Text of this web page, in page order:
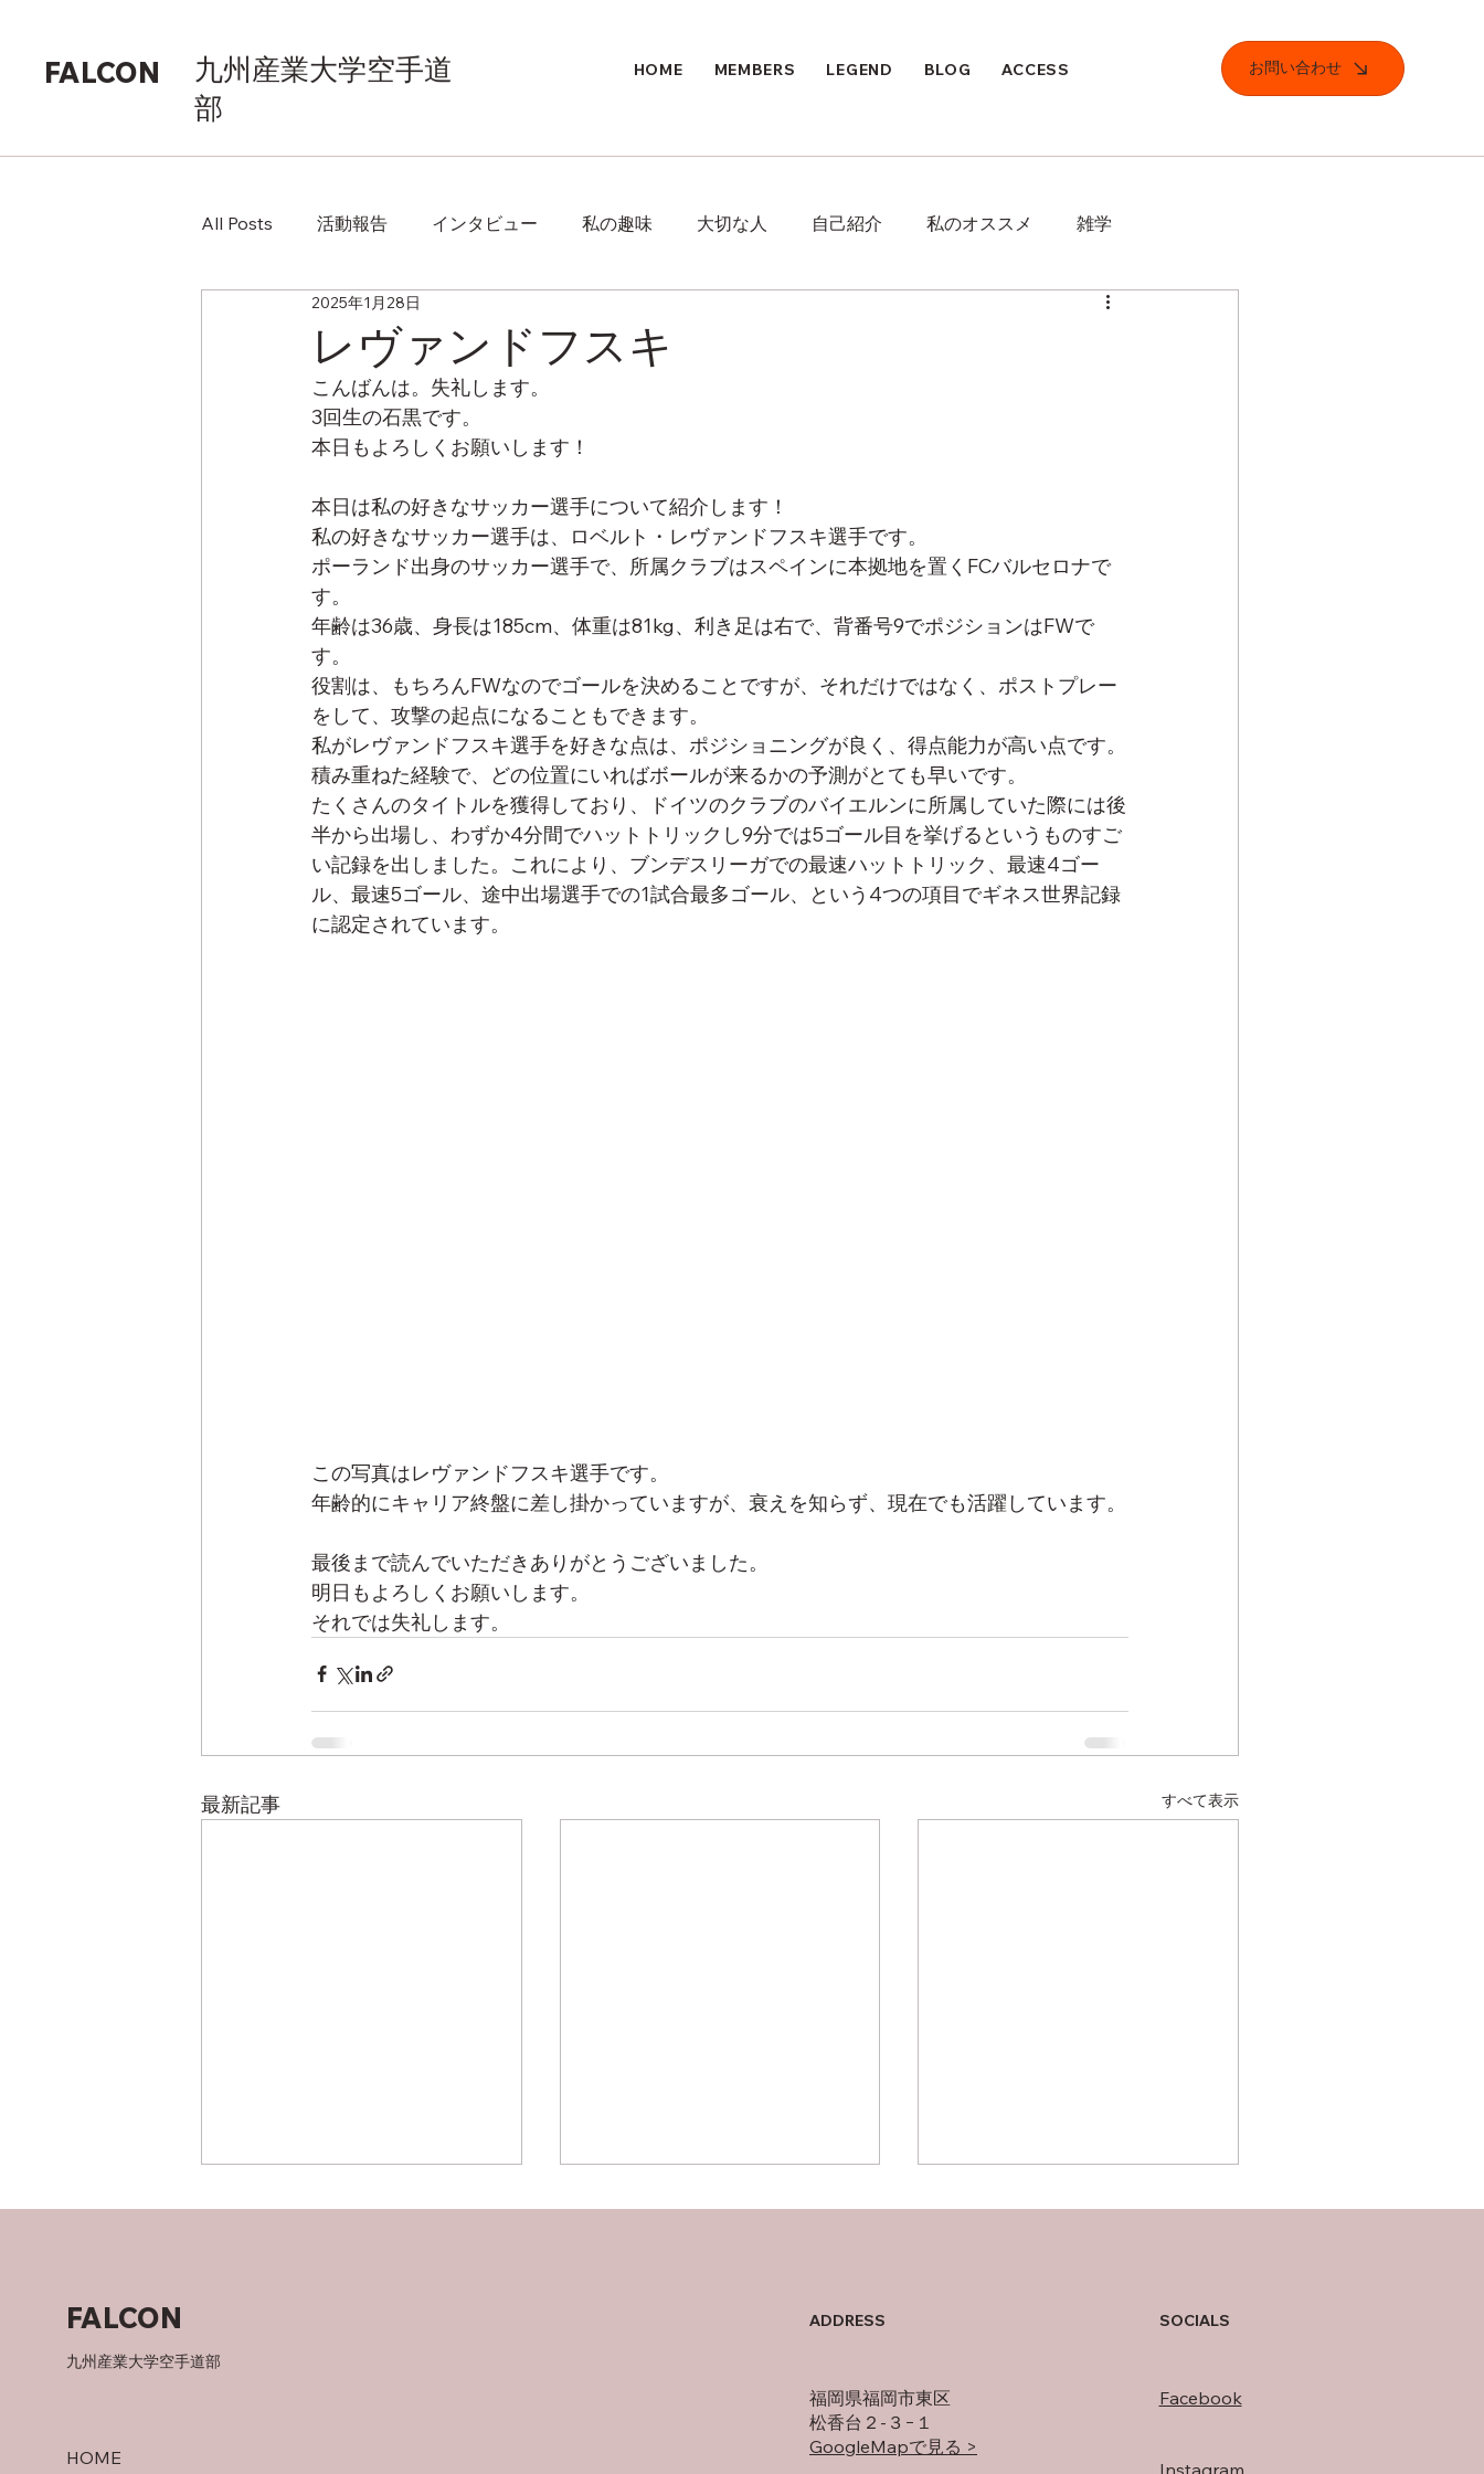
HOME MEMBERS LEGEND BLOG ACCESS お問い合わせ
FALCON
九州産業大学空手道
部
All Posts 活動報告 インタビュー 私の趣味 大切な人 自己紹介 私のオススメ 雑学
レヴァンドフスキ
2025年1月28日
こんばんは。失礼します。
3回生の石黒です。
本日もよろしくお願いします！
本日は私の好きなサッカー選手について紹介します！
私の好きなサッカー選手は、ロベルト・レヴァンドフスキ選手です。
ポーランド出身のサッカー選手で、所属クラブはスペインに本拠地を置くFCバルセロナで
す。
年齢は36歳、身長は185cm、体重は81kg、利き足は右で、背番号9でポジションはFWで
す。
役割は、もちろんFWなのでゴールを決めることですが、それだけではなく、ポストプレー
をして、攻撃の起点になることもできます。
私がレヴァンドフスキ選手を好きな点は、ポジショニングが良く、得点能力が高い点です。
積み重ねた経験で、どの位置にいればボールが来るかの予測がとても早いです。
たくさんのタイトルを獲得しており、ドイツのクラブのバイエルンに所属していた際には後
半から出場し、わずか4分間でハットトリックし9分では5ゴール目を挙げるというものすご
い記録を出しました。これにより、ブンデスリーガでの最速ハットトリック、最速4ゴー
ル、最速5ゴール、途中出場選手での1試合最多ゴール、という4つの項目でギネス世界記録
に認定されています。
この写真はレヴァンドフスキ選手です。
年齢的にキャリア終盤に差し掛かっていますが、衰えを知らず、現在でも活躍しています。
最後まで読んでいただきありがとうございました。
明日もよろしくお願いします。
それでは失礼します。
最新記事 すべて表示
HOME
FALCON
九州産業大学空手道部
ADDRESS
福岡県福岡市東区
松香台２-３−１
GoogleMapで見る >
SOCIALS
Facebook